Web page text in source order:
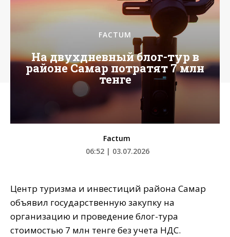
FACTUM
На двухдневный блог-тур в
районе Самар потратят 7 млн
тенге
Factum
06:52 | 03.07.2026
Центр туризма и инвестиций района Самар
объявил государственную закупку на
организацию и проведение блог-тура
стоимостью 7 млн тенге без учета НДС.